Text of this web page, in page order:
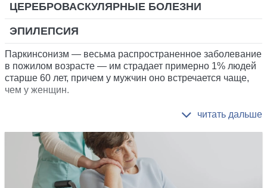
ЦЕРЕБРОВАСКУЛЯРНЫЕ БОЛЕЗНИ
ЭПИЛЕПСИЯ
Паркинсонизм — весьма распространенное заболевание
в пожилом возрасте — им страдает примерно 1% людей
старше 60 лет, причем у мужчин оно встречается чаще,
чем у женщин.